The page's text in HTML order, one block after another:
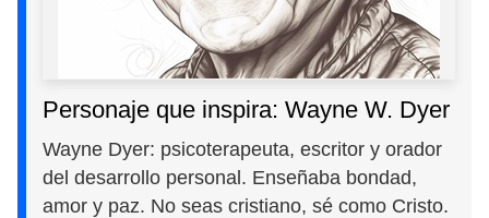
Personaje que inspira: Wayne W. Dyer
Wayne Dyer: psicoterapeuta, escritor y orador
del desarrollo personal. Enseñaba bondad,
amor y paz. No seas cristiano, sé como Cristo.